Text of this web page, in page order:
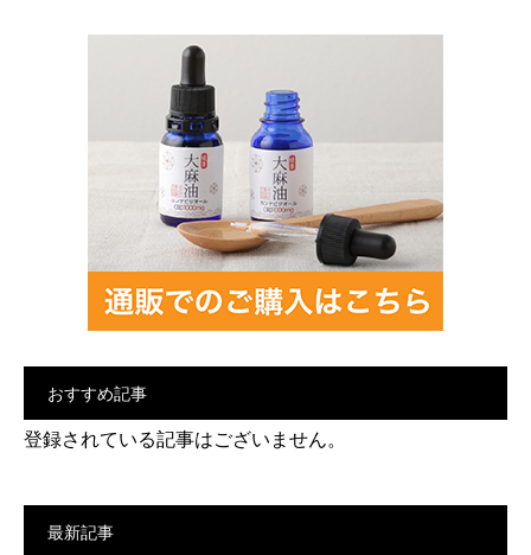
おすすめ記事
登録されている記事はございません。
最新記事